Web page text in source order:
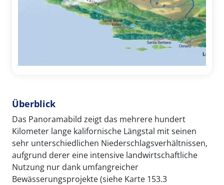
Überblick
Das Panoramabild zeigt das mehrere hundert
Kilometer lange kalifornische Längstal mit seinen
sehr unterschiedlichen Niederschlagsverhältnissen,
aufgrund derer eine intensive landwirtschaftliche
Nutzung nur dank umfangreicher
Bewässerungsprojekte (siehe Karte 153.3